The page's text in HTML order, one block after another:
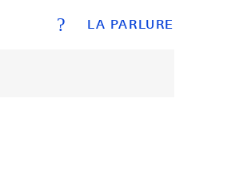
LA PARLURE
?